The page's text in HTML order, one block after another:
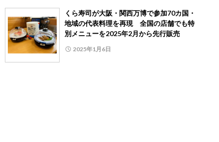
くら寿司が大阪・関西万博で参加70カ国・
地域の代表料理を再現 全国の店舗でも特
別メニューを2025年2月から先行販売
2025年1月6日